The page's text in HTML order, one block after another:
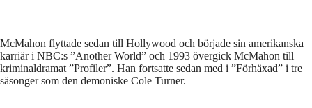
McMahon flyttade sedan till Hollywood och började sin amerikanska
karriär i NBC:s ”Another World” och 1993 övergick McMahon till
kriminaldramat ”Profiler”. Han fortsatte sedan med i ”Förhäxad” i tre
säsonger som den demoniske Cole Turner.